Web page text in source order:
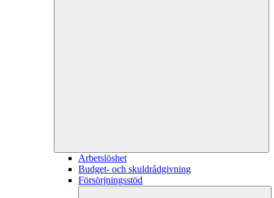
Arbetslöshet
Budget- och skuldrådgivning
Försörjningsstöd